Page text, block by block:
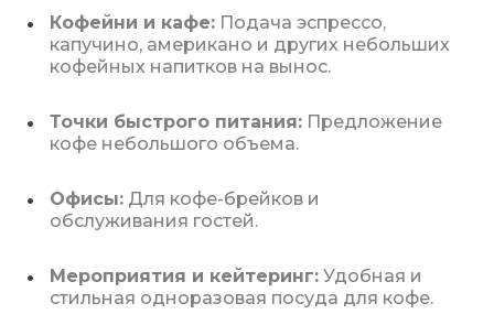
Кофейни и кафе: Подача эспрессо,
капучино, американо и других небольших
кофейных напитков на вынос.
Точки быстрого питания: Предложение
кофе небольшого объема.
Офисы: Для кофе-брейков и
обслуживания гостей.
Мероприятия и кейтеринг: Удобная и
стильная одноразовая посуда для кофе.